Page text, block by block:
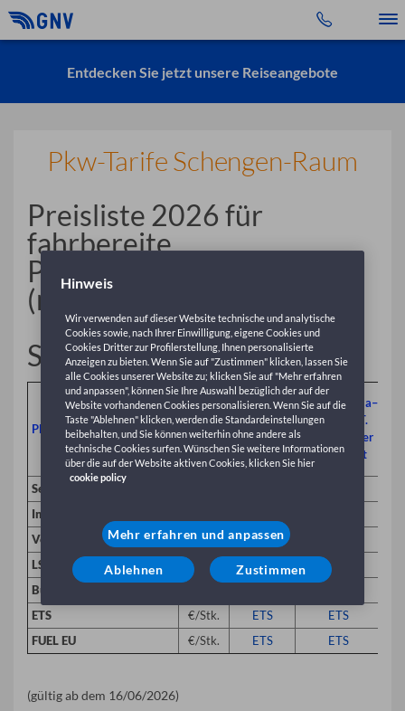
Entdecken Sie jetzt unsere Reiseangebote
Pkw-Tarife Schengen-Raum
Preisliste 2026 für
fahrbereite
Personenkraftwagen
(neu/gebraucht)
Schengen-Raum
PERSONENKRAFTWAGEN
Genua–
Palermo/T.
Imerese
oder
umgekehrt
Civitavecchia–
Palermo/T.
Imerese oder
umgekehrt
Seefracht
Inspektionsservice
Versicherungspolice
€/Police 11.80
LSS
€/Stk. 12
10
Bunker
ETS
€/Stk. ETS ETS
FUEL EU
€/Stk. ETS ETS
(gültig ab dem 16/06/2026)
Hinweis
Wir verwenden auf dieser Website technische und analytische
Cookies sowie, nach Ihrer Einwilligung, eigene Cookies und
Cookies Dritter zur Profilerstellung, Ihnen personalisierte
Anzeigen zu bieten. Wenn Sie auf "Zustimmen" klicken, lassen Sie
alle Cookies unserer Website zu; klicken Sie auf "Mehr erfahren
und anpassen", können Sie Ihre Auswahl bezüglich der auf der
Website vorhandenen Cookies personalisieren. Wenn Sie auf die
Taste "Ablehnen" klicken, werden die Standardeinstellungen
beibehalten, und Sie können weiterhin ohne andere als
technische Cookies surfen. Wünschen Sie weitere Informationen
über die auf der Website aktiven Cookies, klicken Sie hier
cookie policy
Mehr erfahren und anpassen
Ablehnen Zustimmen